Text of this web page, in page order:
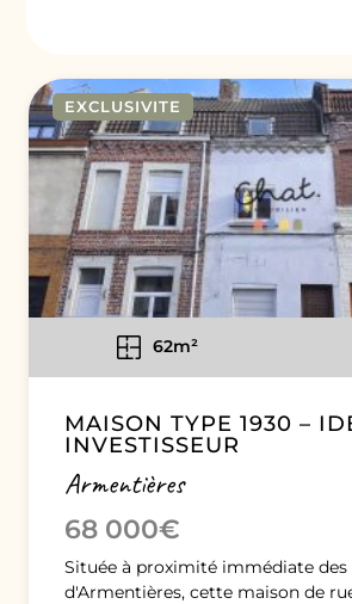
EXCLUSIVITE
62m²
MAISON TYPE 1930 –
INVESTISSEUR
Armentières
68 000€
Située à proximité immédiate
d'Armentières, cette maison de